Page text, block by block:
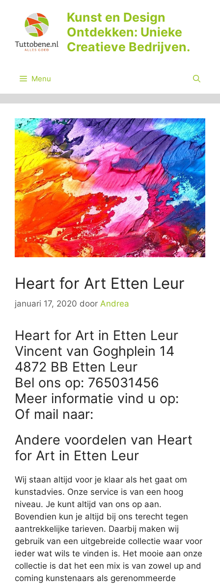
inhoud
Kunst en Design
Ontdekken: Unieke
Creatieve Bedrijven.
Menu
Heart for Art Etten Leur
januari 17, 2020 door Andrea
Heart for Art in Etten Leur
Vincent van Goghplein 14
4872 BB Etten Leur
Bel ons op: 765031456
Meer informatie vind u op:
Of mail naar:
Andere voordelen van Heart
for Art in Etten Leur
Wij staan altijd voor je klaar als het gaat om
kunstadvies. Onze service is van een hoog
niveau. Je kunt altijd van ons op aan.
Bovendien kun je altijd bij ons terecht tegen
aantrekkelijke tarieven. Daarbij maken wij
gebruik van een uitgebreide collectie waar voor
ieder wat wils te vinden is. Het mooie aan onze
collectie is dat het een mix is van zowel up and
coming kunstenaars als gerenommeerde